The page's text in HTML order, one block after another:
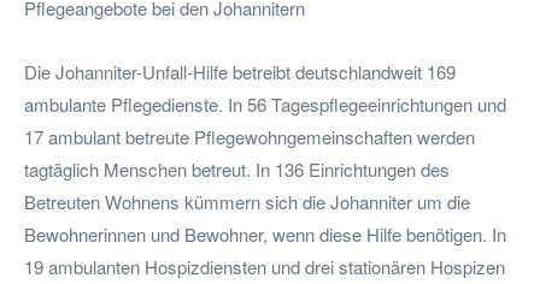
Pflegeangebote bei den Johannitern
Die Johanniter-Unfall-Hilfe betreibt deutschlandweit 169
ambulante Pflegedienste. In 56 Tagespflegeeinrichtungen und
17 ambulant betreute Pflegewohngemeinschaften werden
tagtäglich Menschen betreut. In 136 Einrichtungen des
Betreuten Wohnens kümmern sich die Johanniter um die
Bewohnerinnen und Bewohner, wenn diese Hilfe benötigen. In
19 ambulanten Hospizdiensten und drei stationären Hospizen